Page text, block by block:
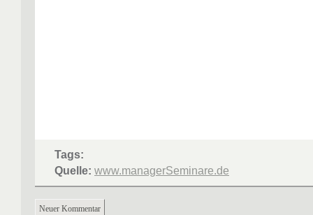
Tags:
Quelle: www.managerSeminare.de
Neuer Kommentar